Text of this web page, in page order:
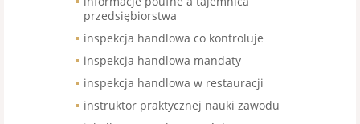
przedsiębiorstwa
inspekcja handlowa co kontroluje
inspekcja handlowa mandaty
inspekcja handlowa w restauracji
instruktor praktycznej nauki zawodu